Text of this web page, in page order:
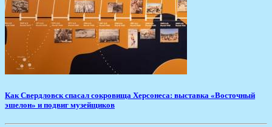
​Как Свердловск спасал сокровища Херсонеса: выставка «Восточный
эшелон» и подвиг музейщиков